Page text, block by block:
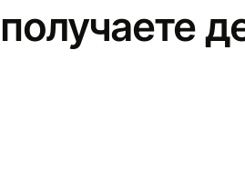
получаете